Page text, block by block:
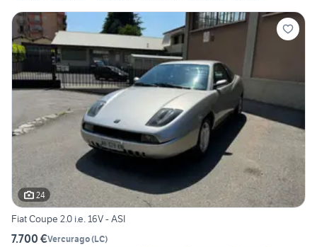
24
Fiat Coupe 2.0 i.e. 16V - ASI
7.700 €Vercurago(LC)